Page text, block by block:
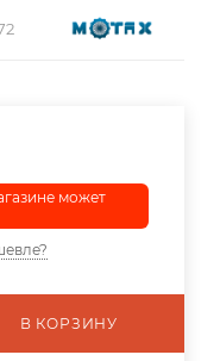
может
В КОРЗИНУ